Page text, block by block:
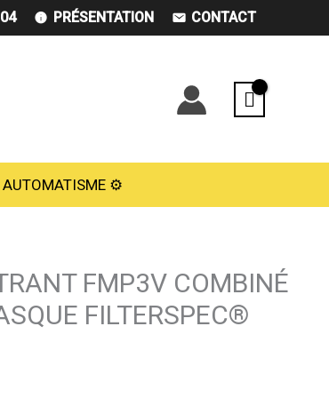
PRÉSENTATION CONTACT
AUTOMATISME ⚙️
FMP3V COMBINÉ
FILTERSPEC®